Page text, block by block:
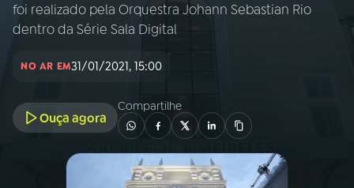
Início AO VIVO
01INÍCIO
02A RÁDIO
PROGRAMAÇÃO
foi realizado pela Orquestra Johann Sebastian Rio
dentro da Série Sala Digital
NO AR EM31/01/2021, 15:00
Ouça agora
Compartilhe